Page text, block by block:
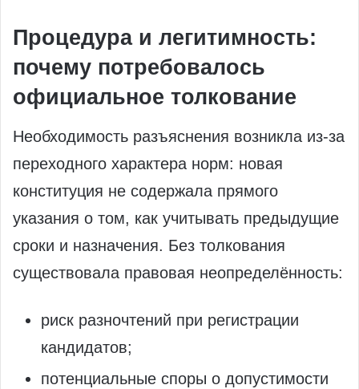
Процедура и легитимность:
почему потребовалось
официальное толкование
Необходимость разъяснения возникла из‑за
переходного характера норм: новая
конституция не содержала прямого
указания о том, как учитывать предыдущие
сроки и назначения. Без толкования
существовала правовая неопределённость:
риск разночтений при регистрации
кандидатов;
потенциальные споры о допустимости